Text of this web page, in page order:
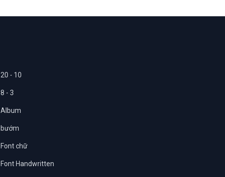
20 - 10
8 - 3
Album
bướm
Font chữ
Font Handwritten